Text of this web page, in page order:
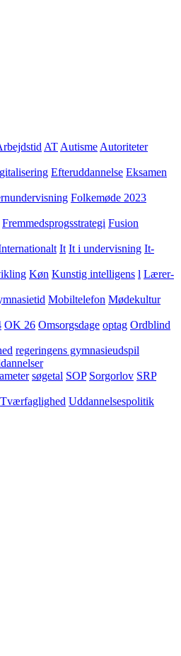
AT Autisme Autoriteter
Efteruddannelse Eksamen
Folkemøde 2023
Fremmedsprogsstrategi Fusion
It It i undervisning It-
Køn Kunstig intelligens l Lærer-
Mobiltelefon Mødekultur
OK 26 Omsorgsdage optag Ordblind
regeringens gymnasieudspil
søgetal SOP Sorgorlov SRP
Tværfaglighed Uddannelsespolitik